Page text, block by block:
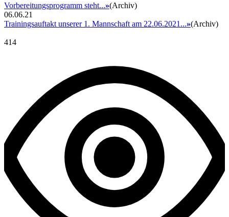
Vorbereitungsprogramm steht...»(Archiv)
06.06.21
Trainingsauftakt unserer 1. Mannschaft am 22.06.2021...»(Archiv)
414